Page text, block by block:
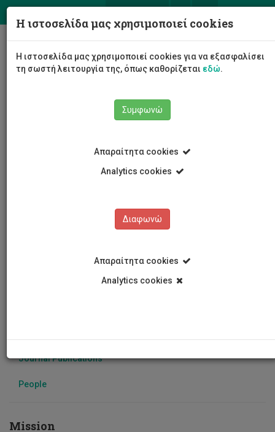
Σχολή Μηχανικής και Τεχνολογίας
Τμήμα Ηλεκτρολόγων Μηχανικών και Μηχανικών
Ερευνητικά Εργαστήρια
Therapeutic Ultrasound
Therapeutic Ultrasound
Journal Publications
People
Mission
Η ιστοσελίδα μας χρησιμοποιεί cookies
Η ιστοσελίδα μας χρησιμοποιεί cookies για να εξασφαλίσει
τη σωστή λειτουργία της, όπως καθορίζεται εδώ.
Συμφωνώ
Απαραίτητα cookies
Analytics cookies
Διαφωνώ
Απαραίτητα cookies
Analytics cookies